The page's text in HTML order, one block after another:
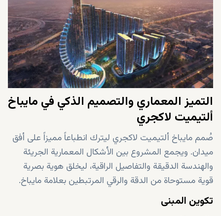
التميز المعماري والتصميم الذكي في مايباخ
ألتيميت لاكجري
صُمم مايباخ ألتيميت لاكجري ليترك انطباعاً مميزاً على أفق
ميدان. ويجمع المشروع بين الأشكال المعمارية الجريئة
والهندسة الدقيقة والتفاصيل الراقية، ليخلق هوية بصرية
قوية مستوحاة من الدقة والرقي المرتبطين بعلامة مايباخ.
تكوين المبنى